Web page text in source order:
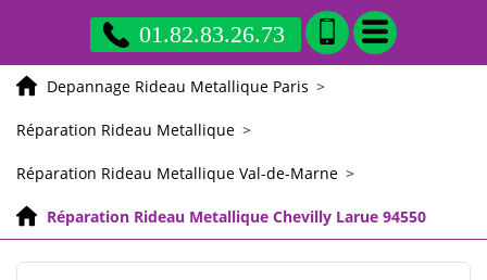
01.82.83.26.73
Depannage Rideau Metallique Paris >
Réparation Rideau Metallique >
Réparation Rideau Metallique Val-de-Marne >
Réparation Rideau Metallique Chevilly Larue 94550